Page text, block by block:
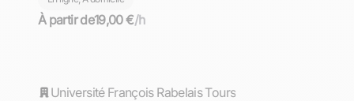
À partir de19,00 €/h
Répond rapidement
Université François Rabelais Tours